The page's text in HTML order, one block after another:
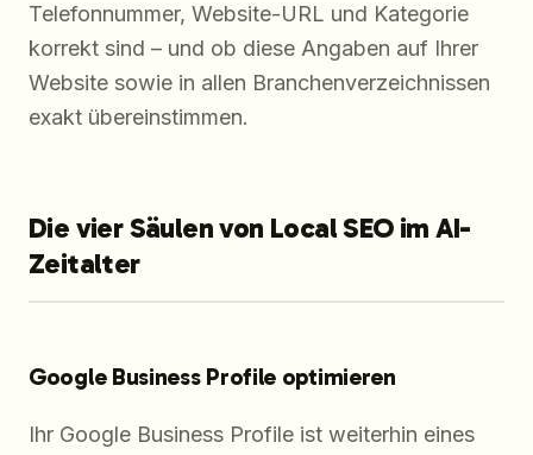
Telefonnummer, Website-URL und Kategorie
korrekt sind – und ob diese Angaben auf Ihrer
Website sowie in allen Branchenverzeichnissen
exakt übereinstimmen.
Die vier Säulen von Local SEO im AI-
Zeitalter
Google Business Profile optimieren
Ihr Google Business Profile ist weiterhin eines